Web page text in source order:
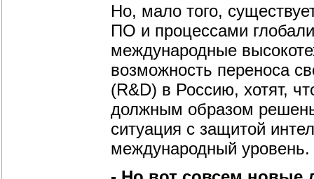
Но, мало того,
ПО и процессами
международные
возможность переноса
(R&D) в Россию, хотят,
должным образом
ситуация с защитой
международный уровень.